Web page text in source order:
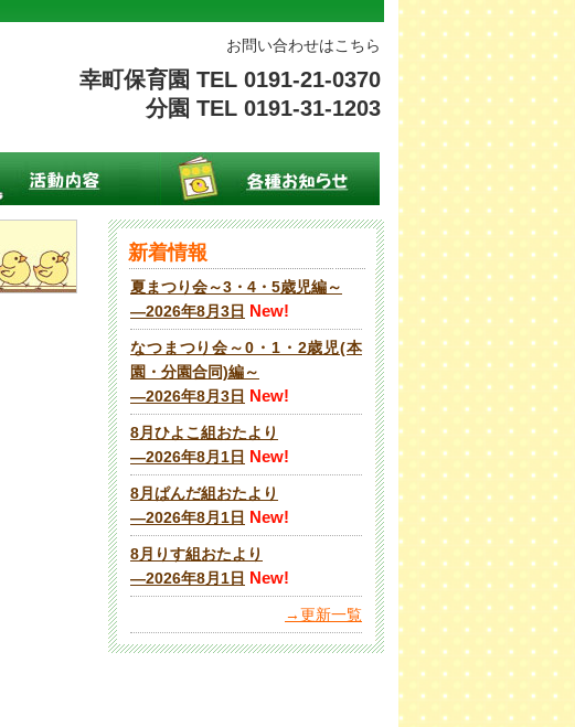
お問い合わせはこちら
幸町保育園 TEL 0191-21-0370
分園 TEL 0191-31-1203
新着情報
夏まつり会～3・4・5歳児編～
―2026年8月3日 New!
なつまつり会～0・1・2歳児(本
園・分園合同)編～
―2026年8月3日 New!
8月ひよこ組おたより
―2026年8月1日 New!
8月ぱんだ組おたより
―2026年8月1日 New!
8月りす組おたより
―2026年8月1日 New!
→更新一覧